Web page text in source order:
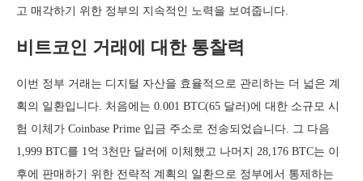
고 매각하기 위한 정부의 지속적인 노력을 보여줍니다.
비트코인 거래에 대한 통찰력
이번 정부 거래는 디지털 자산을 효율적으로 관리하는 더 넓은 계
획의 일환입니다. 처음에는 0.001 BTC(65 달러)에 대한 소규모 시
험 이체가 Coinbase Prime 입금 주소로 전송되었습니다. 그 다음
1,999 BTC를 1억 3천만 달러에 이체했고 나머지 28,176 BTC는 이
후에 판매하기 위한 전략적 계획의 일환으로 정부에서 통제하는